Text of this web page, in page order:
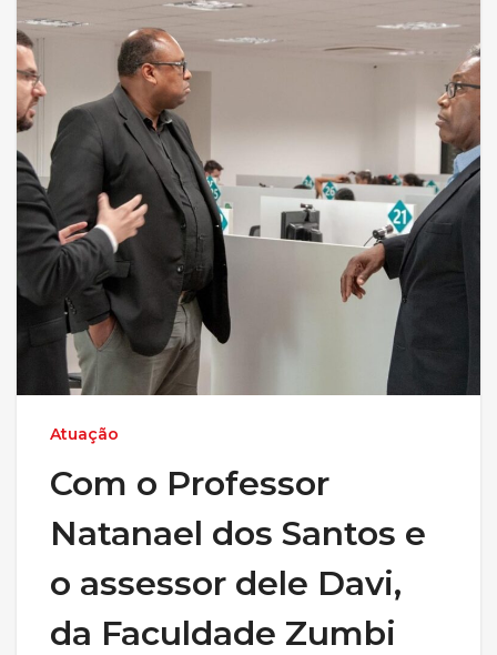
Atuação
Com o Professor
Natanael dos Santos e
o assessor dele Davi,
da Faculdade Zumbi